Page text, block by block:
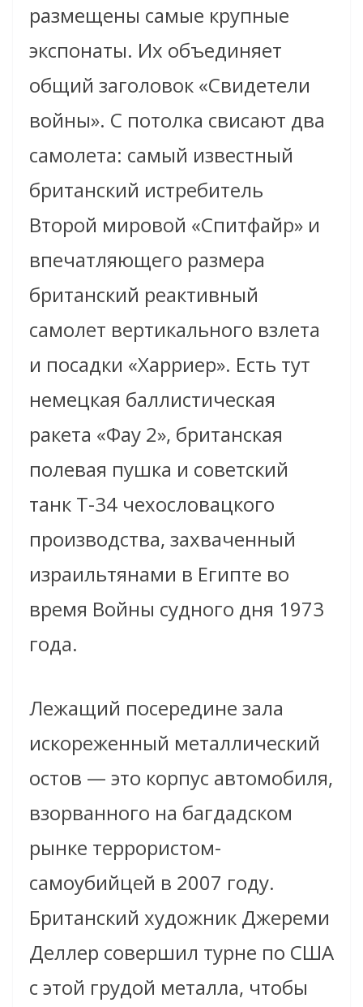
размещены самые крупные
экспонаты. Их объединяет
общий заголовок «Свидетели
войны». С потолка свисают два
самолета: самый известный
британский истребитель
Второй мировой «Спитфайр» и
впечатляющего размера
британский реактивный
самолет вертикального взлета
и посадки «Харриер». Есть тут
немецкая баллистическая
ракета «Фау 2», британская
полевая пушка и советский
танк Т-34 чехословацкого
производства, захваченный
израильтянами в Египте во
время Войны судного дня 1973
года.
Лежащий посередине зала
искореженный металлический
остов — это корпус автомобиля,
взорванного на багдадском
рынке террористом-
самоубийцей в 2007 году.
Британский художник Джереми
Деллер совершил турне по США
с этой грудой металла, чтобы